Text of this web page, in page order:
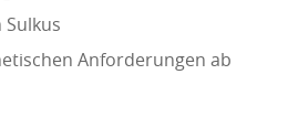
Sulkus
Anforderungen ab